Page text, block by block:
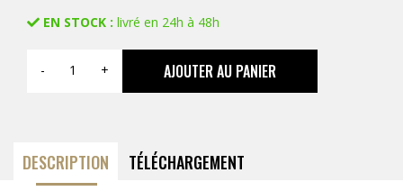
EN STOCK : livré en 24h à 48h
- + AJOUTER AU PANIER
DESCRIPTION TÉLÉCHARGEMENT